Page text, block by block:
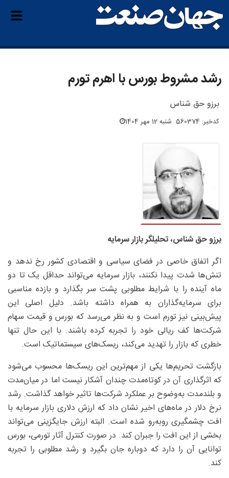
رشد مشروط بورس با اهرم تورم
برزو حق شناس
کدخبر: 560374 شنبه 12 مهر 1404
برزو حق شناس، تحلیلگر بازار سرمایه
اگر اتفاق خاصی در فضای سیاسی و اقتصادی کشور رخ ندهد و
تنش‌ها شدت پیدا نکنند، بازار سرمایه می‌تواند حداقل یک تا دو
ماه آینده را با شرایط مطلوبی پشت سر بگذارد و بازده مناسبی
برای سرمایه‌گذاران به همراه داشته باشد. دلیل اصلی این
پیش‌بینی نیز تورم است و به نظر می‌رسد که بورس و قیمت سهام
شرکت‌ها کف ریالی خود را تجربه کرده باشند. با این حال تنها
خطری که بازار را تهدید می‌کند، ریسک‌های سیستماتیک است.
بازگشت تحریم‌ها یکی از مهم‌ترین این ریسک‌ها محسوب می‌شود
که اثرگذاری آن در کوتاه‌مدت چندان آشکار نیست اما در میان‌مدت
و بلندمدت به‌وضوح بر عملکرد شرکت‌ها تاثیر خواهد گذاشت. رشد
نرخ دلار در ماه‌های اخیر نشان داد که ارزش دلاری بازار سرمایه با
افت چشمگیری روبه‌رو شده است. البته ارزش جایگزینی می‌تواند
بخشی از این افت را جبران کند. در صورت کنترل آثار تورمی، بورس
توانایی آن را دارد که دوباره جان بگیرد و رشد مطلوبی را تجربه
کند.